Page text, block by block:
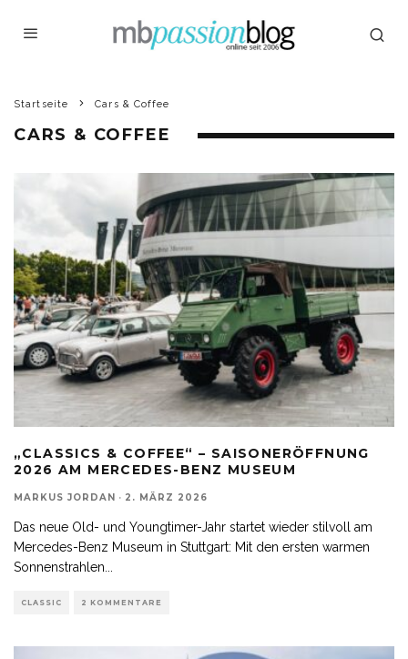
Startseite Cars & Coffee
CARS & COFFEE
„CLASSICS & COFFEE“ – SAISONERÖFFNUNG
2026 AM MERCEDES-BENZ MUSEUM
MARKUS JORDAN · 2. MÄRZ 2026
Das neue Old- und Youngtimer-Jahr startet wieder stilvoll am
Mercedes-Benz Museum in Stuttgart: Mit den ersten warmen
Sonnenstrahlen
CLASSIC 2 KOMMENTARE